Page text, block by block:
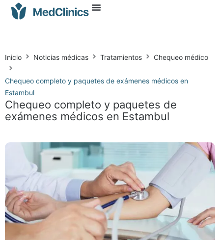
Chequeo completo y paquetes de
exámenes médicos en Estambul
Inicio Noticias médicas Tratamientos Chequeo médico
Chequeo completo y paquetes de exámenes médicos en
Estambul